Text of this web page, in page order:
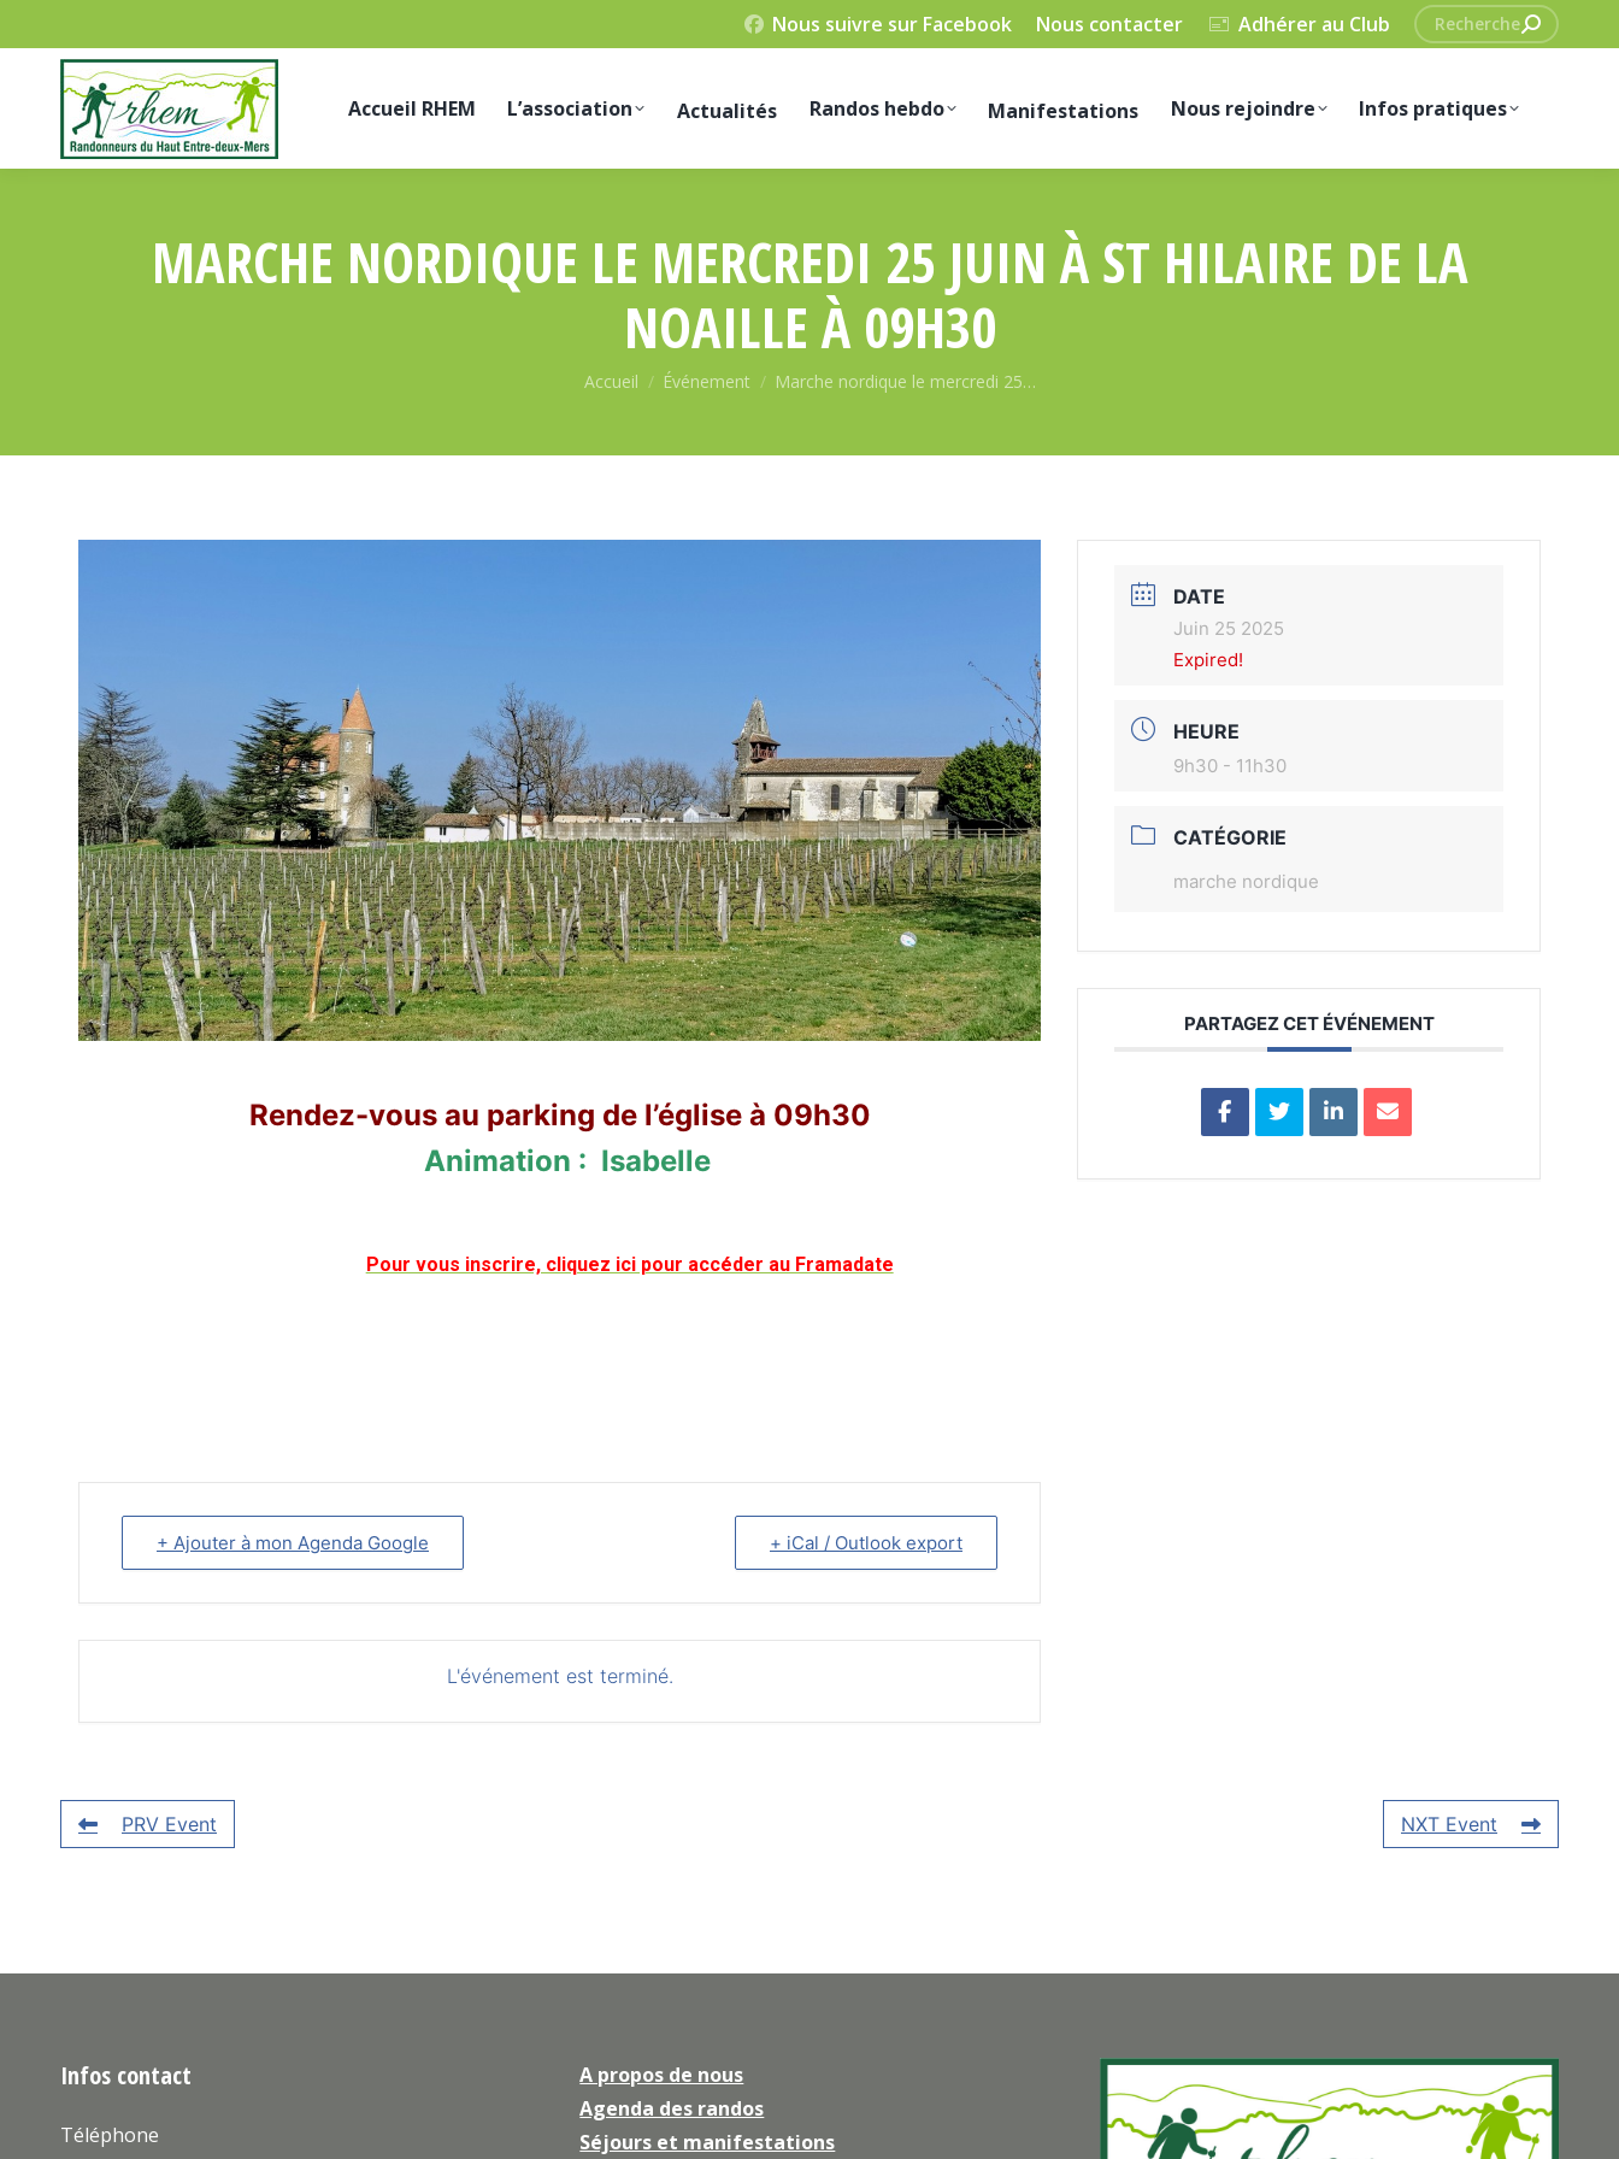
Nous suivre sur Facebook Nous contacter Adhérer au Club
Recherche
:
Accueil RHEM L’association Actualités Randos hebdo Manifestations Nous rejoindre Infos pratiques
MARCHE NORDIQUE LE MERCREDI 25 JUIN À ST HILAIRE DE LA
NOAILLE À 09H30
Vous êtes ici :
Accueil Événement Marche nordique le mercredi 25…
Rendez-vous au parking de l’église à 09h30
Animation : Isabelle
Pour vous inscrire, cliquez ici pour accéder au Framadate
+ Ajouter à mon Agenda Google + iCal / Outlook export
L'événement est terminé.
DATE
Juin 25 2025
Expired!
HEURE
9h30 - 11h30
CATÉGORIE
marche nordique
PARTAGEZ CET ÉVÉNEMENT
PRV Event NXT Event
Infos contact
Téléphone
A propos de nous
Agenda des randos
Séjours et manifestations